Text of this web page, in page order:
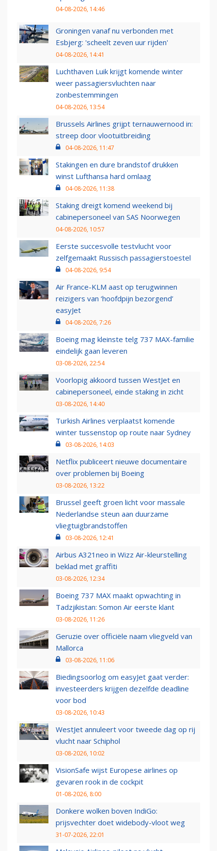
04-08-2026, 14:46
Groningen vanaf nu verbonden met
Esbjerg: 'scheelt zeven uur rijden'
04-08-2026, 14:41
Luchthaven Luik krijgt komende winter
weer passagiersvluchten naar
zonbestemmingen
04-08-2026, 13:54
Brussels Airlines grijpt ternauwernood in:
streep door vlootuitbreiding
04-08-2026, 11:47
Stakingen en dure brandstof drukken
winst Lufthansa hard omlaag
04-08-2026, 11:38
Staking dreigt komend weekend bij
cabinepersoneel van SAS Noorwegen
04-08-2026, 10:57
Eerste succesvolle testvlucht voor
zelfgemaakt Russisch passagierstoestel
04-08-2026, 9:54
Air France-KLM aast op terugwinnen
reizigers van ‘hoofdpijn bezorgend’
easyJet
04-08-2026, 7:26
Boeing mag kleinste telg 737 MAX-familie
eindelijk gaan leveren
03-08-2026, 22:54
Voorlopig akkoord tussen WestJet en
cabinepersoneel, einde staking in zicht
03-08-2026, 14:40
Turkish Airlines verplaatst komende
winter tussenstop op route naar Sydney
03-08-2026, 14:03
Netflix publiceert nieuwe documentaire
over problemen bij Boeing
03-08-2026, 13:22
Brussel geeft groen licht voor massale
Nederlandse steun aan duurzame
vliegtuigbrandstoffen
03-08-2026, 12:41
Airbus A321neo in Wizz Air-kleurstelling
beklad met graffiti
03-08-2026, 12:34
Boeing 737 MAX maakt opwachting in
Tadzjikistan: Somon Air eerste klant
03-08-2026, 11:26
Geruzie over officiële naam vliegveld van
Mallorca
03-08-2026, 11:06
Biedingsoorlog om easyJet gaat verder:
investeerders krijgen dezelfde deadline
voor bod
03-08-2026, 10:43
WestJet annuleert voor tweede dag op rij
vlucht naar Schiphol
03-08-2026, 10:02
VisionSafe wijst Europese airlines op
gevaren rook in de cockpit
01-08-2026, 8:00
Donkere wolken boven IndiGo:
prijsvechter doet widebody-vloot weg
31-07-2026, 22:01